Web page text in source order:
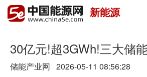
首页
政策与经济
油气
新能源
30亿元!超3GWh!三大储
储能产业网 2026-05-11 08:56:28